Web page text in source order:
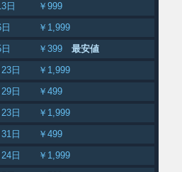
日
￥999
￥1,999
￥399
最安値
日
￥1,999
日
￥499
日
￥1,999
日
￥499
日
￥1,999